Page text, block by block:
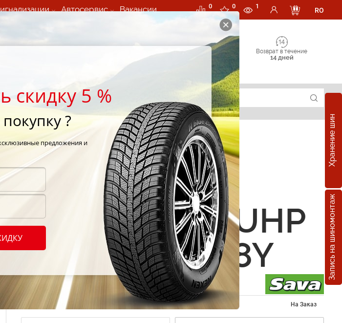
Автосервис Вакансии 0 0 1
RO
Возврат в течение
14 дней
Хранение шин
Запись на шиномонтаж
Летние шины
Sava Intensa UHP
245/40 R19 98Y
Летние шины Sava Летние шины 245/40 R19
Код продукта: AT-32766 На Заказ
скидку 5 %
?
предложения и